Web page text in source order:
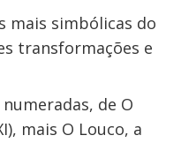
mais simbólicas do
transformações e
de O
mais O Louco, a